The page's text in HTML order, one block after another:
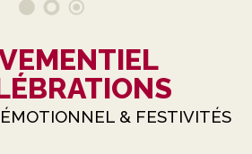
& FESTIVITÉS